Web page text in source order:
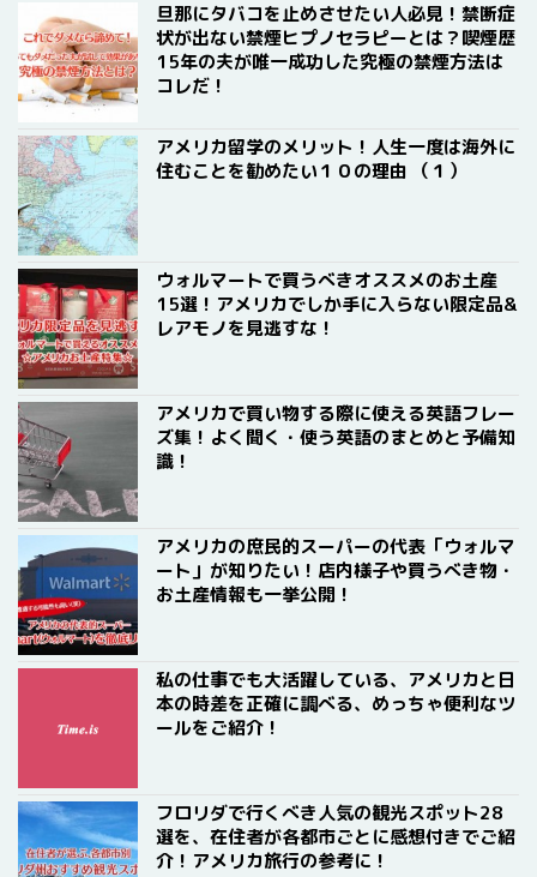
旦那にタバコを止めさせたい人必見！禁断症
状が出ない禁煙ヒプノセラピーとは？喫煙歴
15年の夫が唯一成功した究極の禁煙方法は
コレだ！
アメリカ留学のメリット！人生一度は海外に
住むことを勧めたい１０の理由 （１）
ウォルマートで買うべきオススメのお土産
15選！アメリカでしか手に入らない限定品&
レアモノを見逃すな！
アメリカで買い物する際に使える英語フレー
ズ集！よく聞く・使う英語のまとめと予備知
識！
アメリカの庶民的スーパーの代表「ウォルマ
ート」が知りたい！店内様子や買うべき物・
お土産情報も一挙公開！
私の仕事でも大活躍している、アメリカと日
本の時差を正確に調べる、めっちゃ便利なツ
ールをご紹介！
フロリダで行くべき人気の観光スポット28
選を、在住者が各都市ごとに感想付きでご紹
介！アメリカ旅行の参考に！